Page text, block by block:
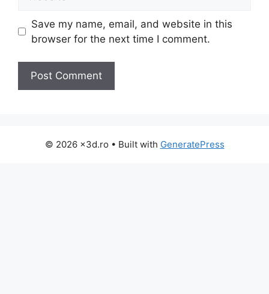
Save my name, email, and website in this
browser for the next time I comment.
© 2026 x3d.ro • Built with GeneratePress